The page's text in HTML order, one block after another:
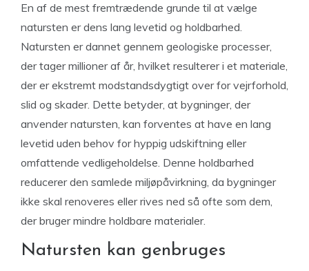
En af de mest fremtrædende grunde til at vælge
natursten er dens lang levetid og holdbarhed.
Natursten er dannet gennem geologiske processer,
der tager millioner af år, hvilket resulterer i et materiale,
der er ekstremt modstandsdygtigt over for vejrforhold,
slid og skader. Dette betyder, at bygninger, der
anvender natursten, kan forventes at have en lang
levetid uden behov for hyppig udskiftning eller
omfattende vedligeholdelse. Denne holdbarhed
reducerer den samlede miljøpåvirkning, da bygninger
ikke skal renoveres eller rives ned så ofte som dem,
der bruger mindre holdbare materialer.
Natursten kan genbruges